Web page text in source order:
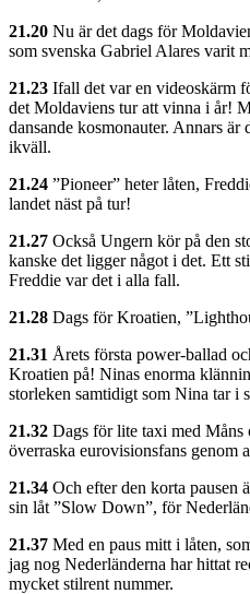
21.20 Nu är det dags för
som svenska Gabriel Alares varit
21.23 Ifall det var en videoskärm
det Moldaviens tur att vinna i år!
dansande kosmonauter. Annars är
ikväll.
21.24 ”Pioneer” heter låten,
landet näst på tur!
21.27 Också Ungern kör på den
kanske det ligger något i det. Ett
Freddie var det i alla fall.
21.28 Dags för Kroatien,
21.31 Årets första power-ballad
Kroatien på! Ninas enorma
storleken samtidigt som Nina tar i
21.32 Dags för lite taxi med Måns
överraska eurovisionsfans genom
21.34 Och efter den korta pausen
sin låt ”Slow Down”, för
21.37 Med en paus mitt i låten,
jag nog Nederländerna har hittat
mycket stilrent nummer.